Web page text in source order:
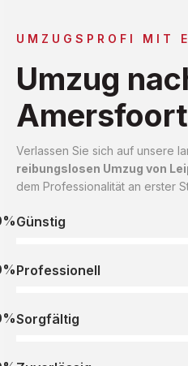
UMZUGSPROFI MIT
Umzug
Amersfoort
Verlassen Sie sich auf unsere
reibungslosen Umzug von
dem Professionalität an erster
Günstig
Professionell
Sorgfältig